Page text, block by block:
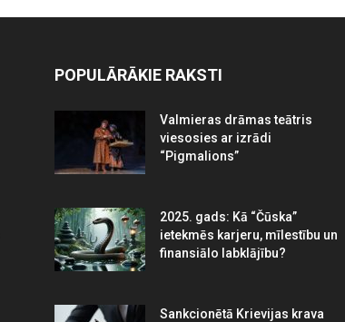
POPULĀRĀKIE RAKSTI
Valmieras drāmas teātris
viesosies ar izrādi
“Pigmalions”
2025. gads: Kā “Čūska”
ietekmēs karjeru, mīlestību un
finansiālo labklājību?
Sankcionētā Krievijas krava